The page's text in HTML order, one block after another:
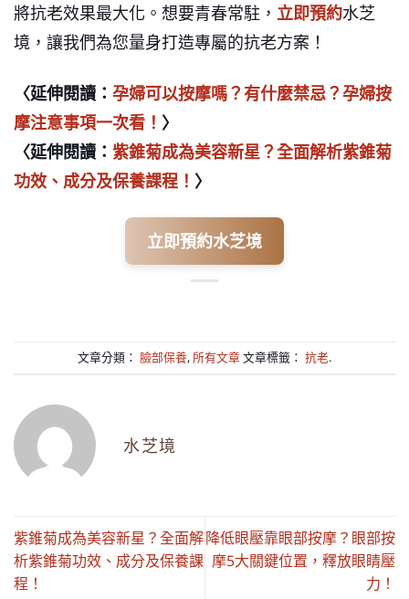
將抗老效果最大化。想要青春常駐， 立即預約水芝
境，讓我們為您量身打造專屬的抗老方案！
〈延伸閱讀： 孕婦可以按摩嗎？有什麼禁忌？孕婦按
摩注意事項一次看！ 〉
〈延伸閱讀： 紫錐菊成為美容新星？全面解析紫錐菊
功效、成分及保養課程！ 〉
立即預約水芝境
文章分類： 臉部保養,所有文章文章標籤： 抗老.
水芝境
紫錐菊成為美容新星？全面解
析紫錐菊功效、成分及保養課
程！
降低眼壓靠眼部按摩？眼部按
摩5大關鍵位置，釋放眼睛壓
力！